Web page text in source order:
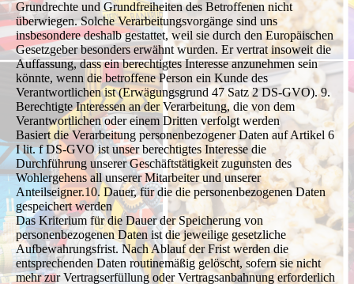
Grundrechte und Grundfreiheiten des Betroffenen nicht
überwiegen. Solche Verarbeitungsvorgänge sind uns
insbesondere deshalb gestattet, weil sie durch den Europäischen
Gesetzgeber besonders erwähnt wurden. Er vertrat insoweit die
Auffassung, dass ein berechtigtes Interesse anzunehmen sein
könnte, wenn die betroffene Person ein Kunde des
Verantwortlichen ist (Erwägungsgrund 47 Satz 2 DS-GVO). 9.
Berechtigte Interessen an der Verarbeitung, die von dem
Verantwortlichen oder einem Dritten verfolgt werden
Basiert die Verarbeitung personenbezogener Daten auf Artikel 6
I lit. f DS-GVO ist unser berechtigtes Interesse die
Durchführung unserer Geschäftstätigkeit zugunsten des
Wohlergehens all unserer Mitarbeiter und unserer
Anteilseigner.10. Dauer, für die die personenbezogenen Daten
gespeichert werden
Das Kriterium für die Dauer der Speicherung von
personenbezogenen Daten ist die jeweilige gesetzliche
Aufbewahrungsfrist. Nach Ablauf der Frist werden die
entsprechenden Daten routinemäßig gelöscht, sofern sie nicht
mehr zur Vertragserfüllung oder Vertragsanbahnung erforderlich